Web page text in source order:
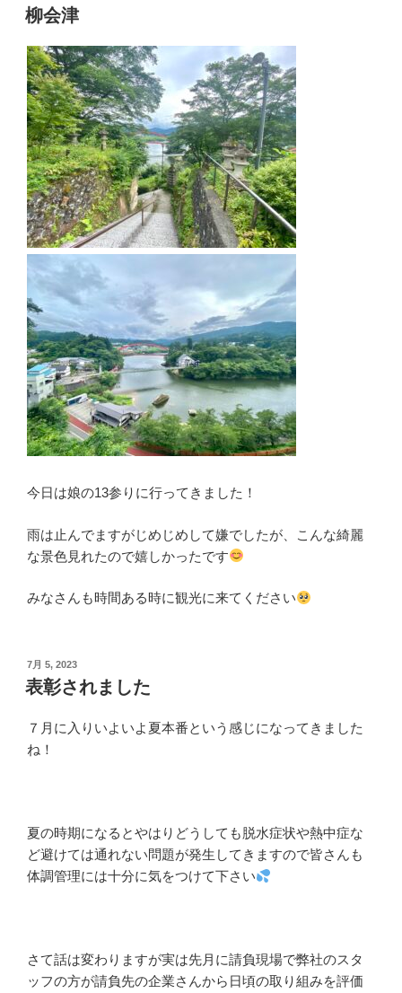
稿
日:
柳会津
今日は娘の13参りに行ってきました！
雨は止んでますがじめじめして嫌でしたが、こんな綺麗
な景色見れたので嬉しかったです
みなさんも時間ある時に観光に来てください
投
稿
日:
7月 5, 2023
表彰されました
７月に入りいよいよ夏本番という感じになってきました
ね！
夏の時期になるとやはりどうしても脱水症状や熱中症な
ど避けては通れない問題が発生してきますので皆さんも
体調管理には十分に気をつけて下さい
さて話は変わりますが実は先月に請負現場で弊社のスタ
ッフの方が請負先の企業さんから日頃の取り組みを評価